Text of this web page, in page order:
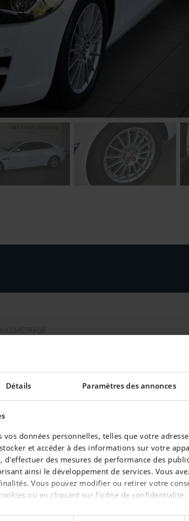
Détails Paramètres des annonces
vos données personnelles, telles que votre
et accéder à des informations sur votre
des mesures de performance des
ainsi le développement de services. Vous
Vous pouvez modifier ou retirer votre
ou en cliquant sur l'icône de confidentialité.
:
KILOMÉTRAGE
CLASSE D'ÉMISSION